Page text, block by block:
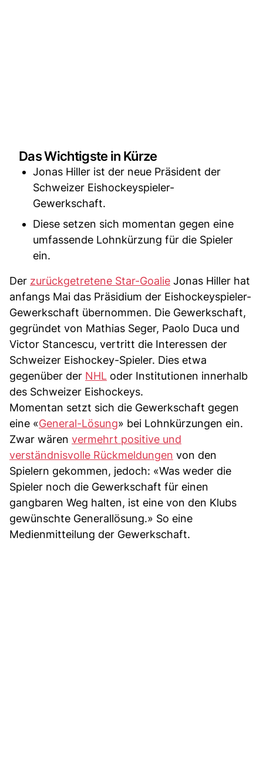
Das Wichtigste in Kürze
Jonas Hiller ist der neue Präsident der
Schweizer Eishockeyspieler-
Gewerkschaft.
Diese setzen sich momentan gegen eine
umfassende Lohnkürzung für die Spieler
ein.
Der zurückgetretene Star-Goalie Jonas Hiller hat
anfangs Mai das Präsidium der Eishockeyspieler-
Gewerkschaft übernommen. Die Gewerkschaft,
gegründet von Mathias Seger, Paolo Duca und
Victor Stancescu, vertritt die Interessen der
Schweizer Eishockey-Spieler. Dies etwa
gegenüber der NHL oder Institutionen innerhalb
des Schweizer Eishockeys.
Momentan setzt sich die Gewerkschaft gegen
eine «General-Lösung» bei Lohnkürzungen ein.
Zwar wären vermehrt positive und
verständnisvolle Rückmeldungen von den
Spielern gekommen, jedoch: «Was weder die
Spieler noch die Gewerkschaft für einen
gangbaren Weg halten, ist eine von den Klubs
gewünschte Generallösung.» So eine
Medienmitteilung der Gewerkschaft.